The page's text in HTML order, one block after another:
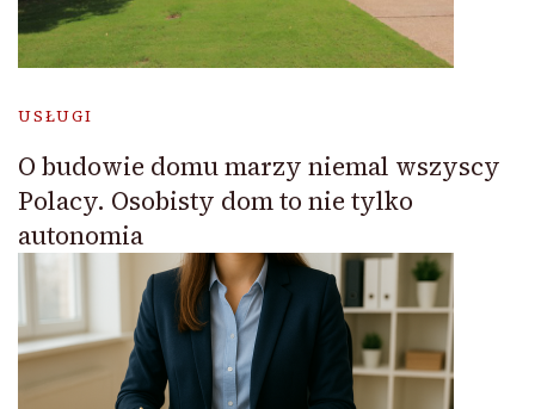
USŁUGI
O budowie domu marzy niemal wszyscy
Polacy. Osobisty dom to nie tylko
autonomia